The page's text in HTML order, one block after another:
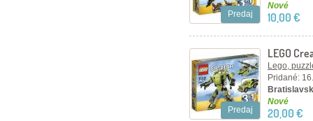
Predaj
Nové
10,00 €
Predaj
LEGO
Lego,
Pridané:
Nové
20,00 €